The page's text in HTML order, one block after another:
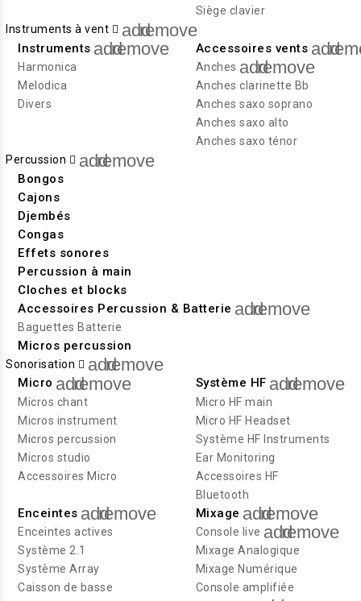
Siège clavier
Instruments à vent
addremove
Instruments addremove
Harmonica
Melodica
Divers
Accessoires vents add
Anches addremove
Anches clarinette Bb
Anches saxo soprano
Anches saxo alto
Anches saxo ténor
Percussion
addremove
Bongos
Cajons
Djembés
Congas
Effets sonores
Percussion à main
Cloches et blocks
Accessoires Percussion & Batterie addremove
Baguettes Batterie
Micros percussion
Sonorisation addremove
Micro addremove
Micros chant
Micros instrument
Micros percussion
Micros studio
Accessoires Micro
Système HF addremove
Micro HF main
Micro HF Headset
Système HF Instruments
Ear Monitoring
Accessoires HF
Bluetooth
Enceintes addremove
Enceintes actives
Système 2.1
Système Array
Caisson de basse
Mixage addremove
Console live addremove
Mixage Analogique
Mixage Numérique
Console amplifiée